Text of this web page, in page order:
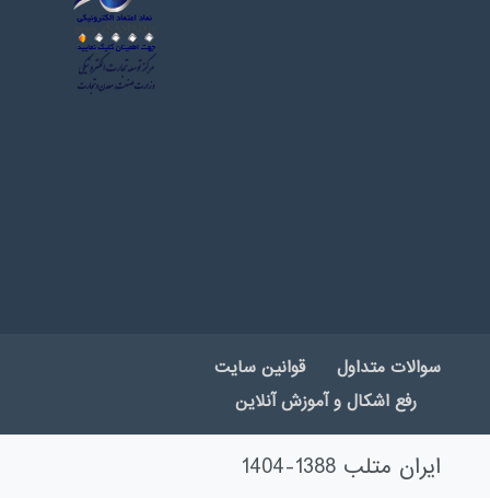
سوالات متداول
قوانین سایت
رفع اشکال و آموزش آنلاین
ایران متلب 1388-1404